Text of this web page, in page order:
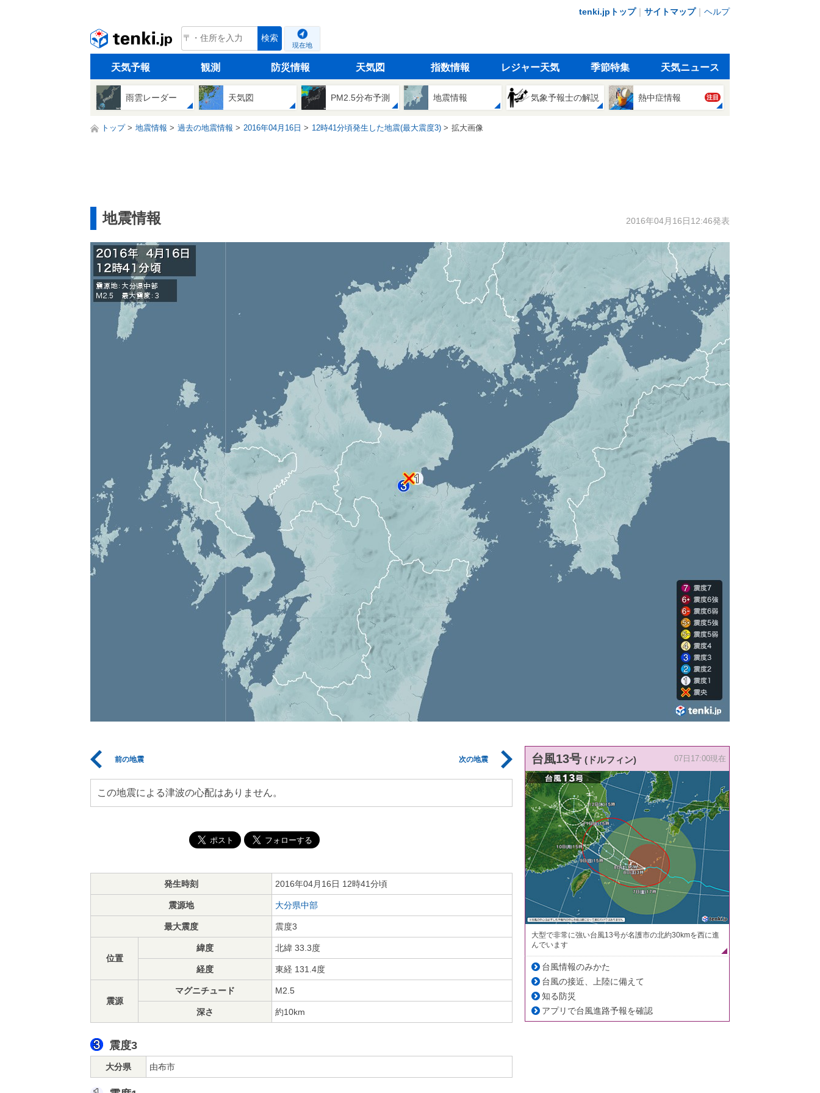
tenki.jpトップ｜ サイトマップ｜ ヘルプ
tenki.jp 検索
現在地
天気予報 観測 防災情報 天気図 指数情報 レジャー天気 季節特集 天気ニュース
雨雲レーダー 天気図 PM2.5分布予測 地震情報 気象予報士の解説 熱中症情報 注目
トップ 地震情報 過去の地震情報 2016年04月16日 12時41分頃発生した地震(最大震度3) 拡大画像
地震情報 2016年04月16日12:46発表
前の地震 次の地震
この地震による津波の心配はありません。
発生時刻 2016年04月16日 12時41分頃
震源地 大分県中部
最大震度 震度3
位置
緯度 北緯 33.3度
経度 東経 131.4度
震源
マグニチュード M2.5
深さ 約10km
震度3
大分県 由布市
台風13号 (ドルフィン) 07日17:00現在
大型で非常に強い台風13号が名護市の北約30kmを西に進
んでいます
台風情報のみかた
台風の接近、上陸に備えて
知る防災
アプリで台風進路予報を確認